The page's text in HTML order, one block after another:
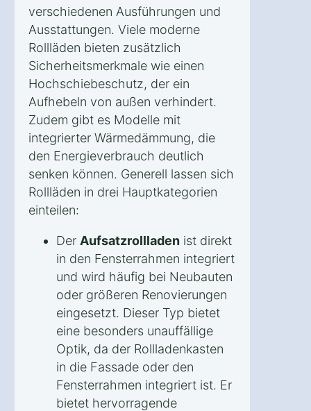
verschiedenen Ausführungen und
Ausstattungen. Viele moderne
Rollläden bieten zusätzlich
Sicherheitsmerkmale wie einen
Hochschiebeschutz, der ein
Aufhebeln von außen verhindert.
Zudem gibt es Modelle mit
integrierter Wärmedämmung, die
den Energieverbrauch deutlich
senken können. Generell lassen sich
Rollläden in drei Hauptkategorien
einteilen:
Der Aufsatzrollladen ist direkt
in den Fensterrahmen integriert
und wird häufig bei Neubauten
oder größeren Renovierungen
eingesetzt. Dieser Typ bietet
eine besonders unauffällige
Optik, da der Rollladenkasten
in die Fassade oder den
Fensterrahmen integriert ist. Er
bietet hervorragende